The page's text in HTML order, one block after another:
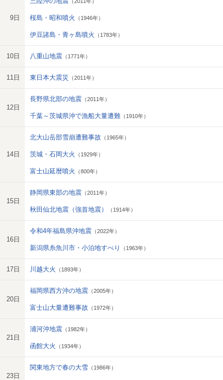
9日 桜島・昭和噴火 （1946年）
伊豆諸島・青ヶ島噴火 （1783年）
10日 八重山地震 （1771年）
11日 東日本大震災 （2011年）
12日
長野県北部の地震 （2011年）
千葉～茨城県沖で漁船大量遭難 （1910年）
14日
北大山岳部雪崩遭難事故 （1965年）
茨城・石岡大火 （1929年）
富士山延暦噴火 （800年）
15日
静岡県東部の地震 （2011年）
秋田仙北地震（強首地震） （1914年）
16日
令和4年福島県沖地震 （2022年）
新潟県糸魚川市・小泊地すべり （1963年）
17日 川越大火 （1893年）
20日
福岡県西方沖の地震 （2005年）
富士山大量遭難事故 （1972年）
21日
浦河沖地震 （1982年）
函館大火 （1934年）
23日
関東地方で春の大雪 （1986年）